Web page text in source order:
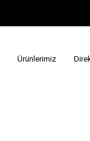
Ürünlerimiz